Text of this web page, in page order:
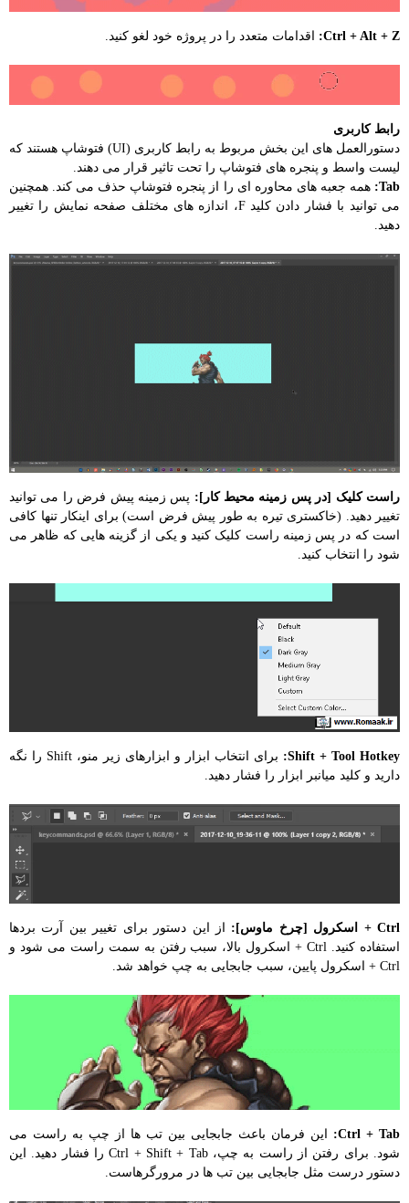
Ctrl + Alt + Z: اقدامات متعدد را در پروژه خود لغو کنید.
رابط کاربری
دستورالعمل های این بخش مربوط به رابط کاربری (UI) فتوشاپ هستند که
لیست واسط و پنجره های فتوشاپ را تحت تاثیر قرار می دهند.
Tab: همه جعبه های محاوره ای را از پنجره فتوشاپ حذف می کند. همچنین
می توانید با فشار دادن کلید F، اندازه های مختلف صفحه نمایش را تغییر
دهید.
راست کلیک [در پس زمینه محیط کار]: پس زمینه پیش فرض را می توانید
تغییر دهید. (خاکستری تیره به طور پیش فرض است) برای اینکار تنها کافی
است که در پس زمینه راست کلیک کنید و یکی از گزینه هایی که ظاهر می
شود را انتخاب کنید.
Shift + Tool Hotkey:
برای انتخاب ابزار و ابزارهای زیر منو، Shift را نگه
دارید و کلید میانبر ابزار را فشار دهید.
Ctrl + اسکرول [چرخ ماوس]:
از این دستور برای تغییر بین آرت بردها
استفاده کنید. Ctrl + اسکرول بالا، سبب رفتن به سمت راست می شود و
Ctrl + اسکرول پایین، سبب جابجایی به چپ خواهد شد.
Ctrl + Tab:
این فرمان باعث جابجایی بین تب ها از چپ به راست می
شود. برای رفتن از راست به چپ، Ctrl + Shift + Tab را فشار دهید. این
دستور درست مثل جابجایی بین تب ها در مرورگرهاست.